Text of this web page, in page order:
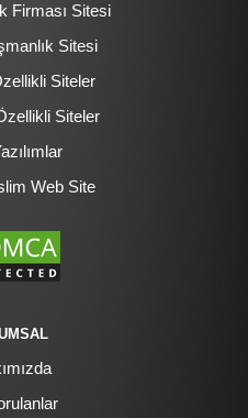
Firması Sitesi
Sitesi
Siteler
Siteler
Web Site